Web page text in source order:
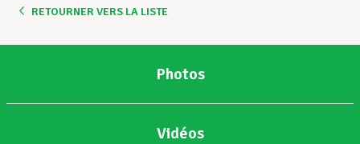
RETOURNER VERS LA LISTE
Photos
Vidéos